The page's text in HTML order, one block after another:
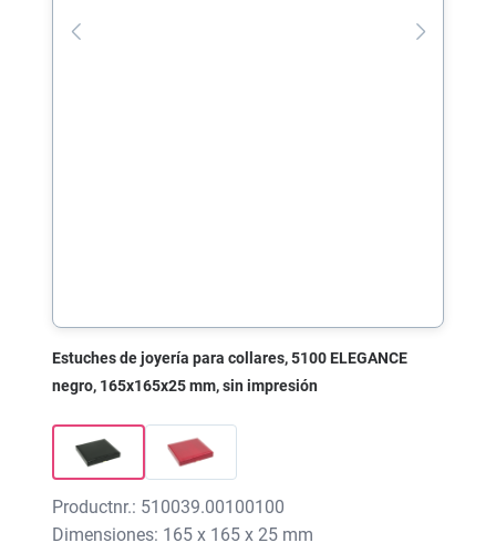
Estuches de joyería para collares, 5100 ELEGANCE
negro, 165x165x25 mm, sin impresión
Productnr.: 510039.00100100
Dimensiones: 165 x 165 x 25 mm